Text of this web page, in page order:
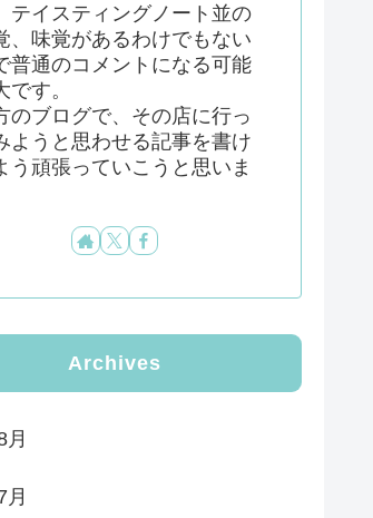
テイスティングノート並の
、味覚があるわけでもない
普通のコメントになる可能
です。
のブログで、その店に行っ
ようと思わせる記事を書け
う頑張っていこうと思いま
Archives